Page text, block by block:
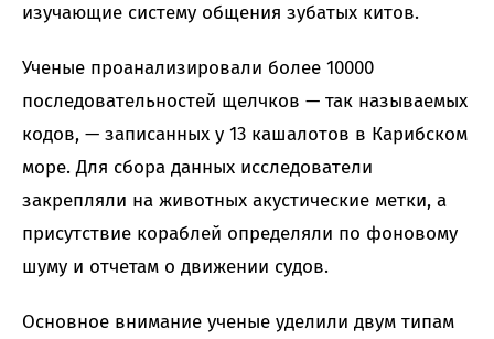
изучающие систему общения зубатых китов.
Ученые проанализировали более 10000
последовательностей щелчков — так называемых
кодов, — записанных у 13 кашалотов в Карибском
море. Для сбора данных исследователи
закрепляли на животных акустические метки, а
присутствие кораблей определяли по фоновому
шуму и отчетам о движении судов.
Основное внимание ученые уделили двум типам